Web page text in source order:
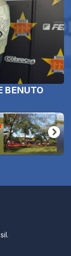
BENUTO